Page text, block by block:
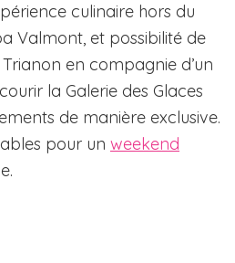
culinaire hors du
Valmont, et possibilité de
en compagnie d’un
la Galerie des Glaces
de manière exclusive.
pour un weekend